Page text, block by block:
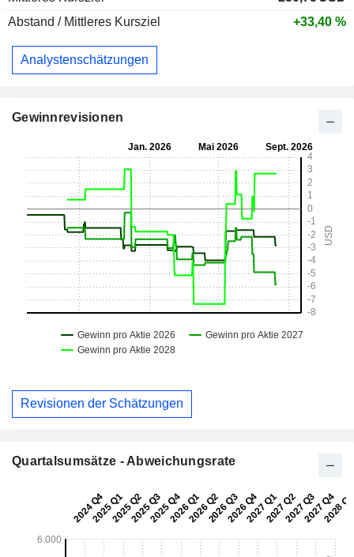
Abstand / Mittleres Kursziel
+33,40 %
Analystenschätzungen
Gewinnrevisionen
Revisionen der Schätzungen
Quartalsumsätze - Abweichungsrate